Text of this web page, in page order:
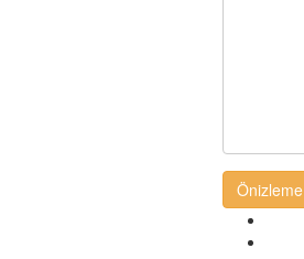
Önizleme